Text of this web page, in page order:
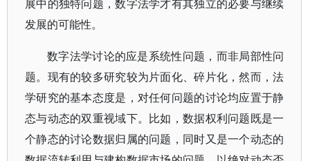
展中的独特问题，数字法学才有其独立的必要与继续
发展的可能性。
数字法学讨论的应是系统性问题，而非局部性问
题。现有的较多研究较为片面化、碎片化，然而，法
学研究的基本态度是，对任何问题的讨论均应置于静
态与动态的双重视域下。比如，数据权利问题既是一
个静态的讨论数据归属的问题，同时又是一个动态的